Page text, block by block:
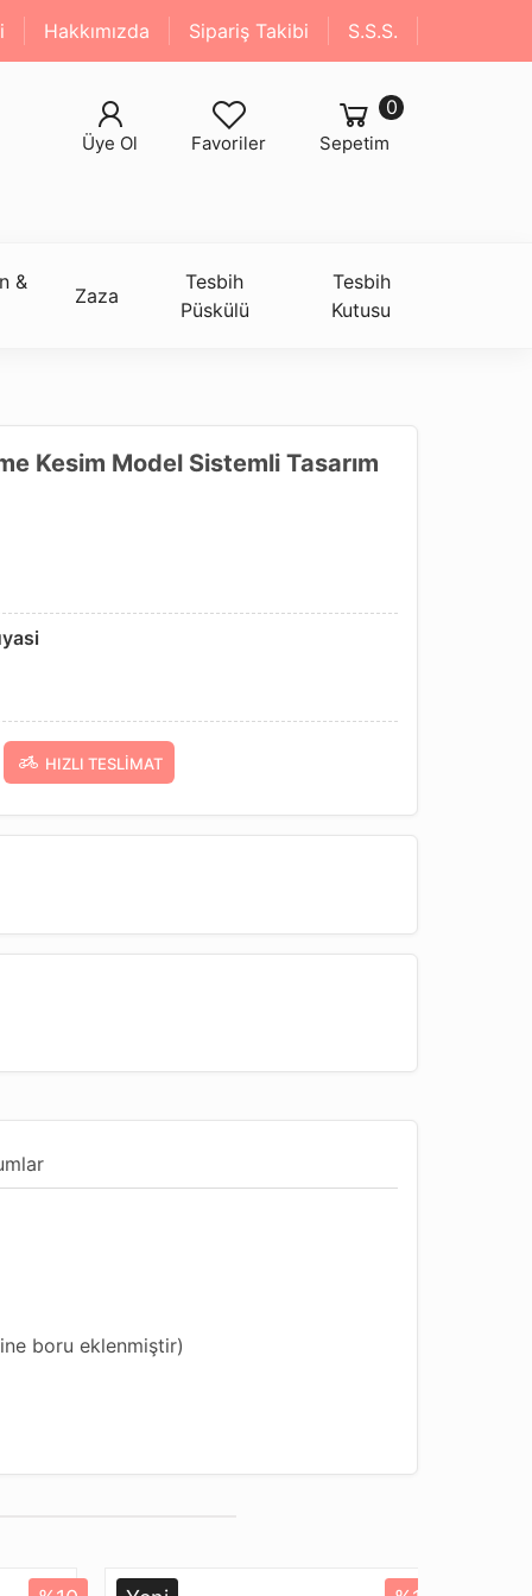
Hakkımızda Sipariş Takibi S.S.S.
Sepetim
0
Favoriler
Üye Ol
&
Zaza
Tesbih
Püskülü
Tesbih
Kutusu
Kesim Model Sistemli Tasarım
HIZLI TESLIMAT
boru eklenmiştir)